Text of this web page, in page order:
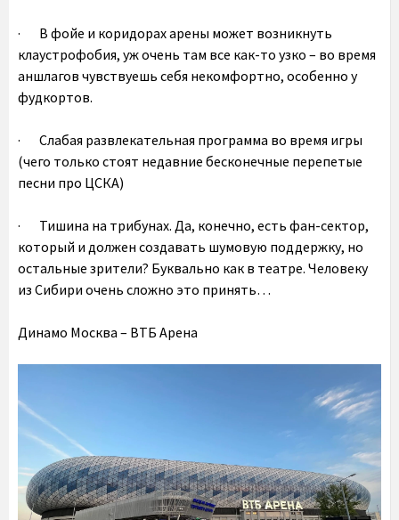
· В фойе и коридорах арены может возникнуть
клаустрофобия, уж очень там все как-то узко – во время
аншлагов чувствуешь себя некомфортно, особенно у
фудкортов.
· Слабая развлекательная программа во время игры
(чего только стоят недавние бесконечные перепетые
песни про ЦСКА)
· Тишина на трибунах. Да, конечно, есть фан-сектор,
который и должен создавать шумовую поддержку, но
остальные зрители? Буквально как в театре. Человеку
из Сибири очень сложно это принять…
Динамо Москва – ВТБ Арена